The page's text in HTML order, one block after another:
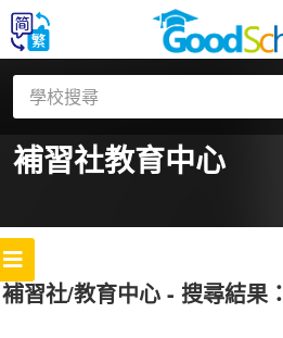
補習社教育中心
補習社/教育中心 - 搜尋結果：